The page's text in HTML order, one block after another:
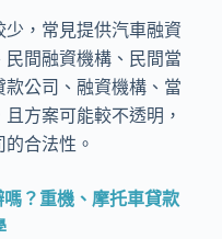
，常見提供汽車融資
間融資機構、民間當
公司、融資機構、當
方案可能較不透明，
合法性。
？重機、摩托車貸款